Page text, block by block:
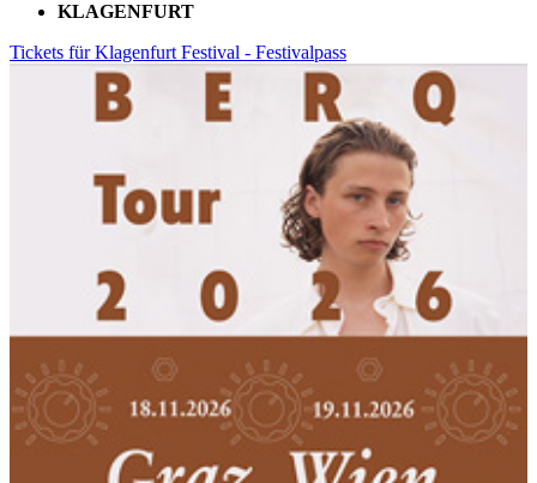
KLAGENFURT
Tickets für Klagenfurt Festival - Festivalpass